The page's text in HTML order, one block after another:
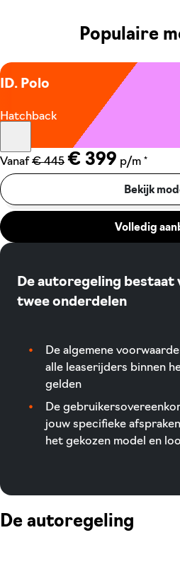
Populaire
ID. Polo
Hatchback
Vanaf € 445 € 399 p/m *
Bekijk
Volledig
De autoregeling
De autoregeling bestaat
twee onderdelen
De algemene
alle leaserijders binnen
gelden
De
jouw specifieke
het gekozen model en